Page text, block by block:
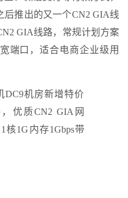
后推出的又一个CN2 GIA线
GIA线路，常规计划方案
端口，适合电商企业级用